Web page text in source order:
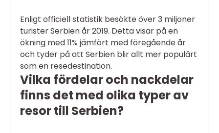
Enligt officiell statistik besökte över 3 miljoner
turister Serbien år 2019. Detta visar på en
ökning med 11% jämfört med föregående år
och tyder på att Serbien blir allt mer populärt
som en resedestination.
Vilka fördelar och nackdelar
finns det med olika typer av
resor till Serbien?